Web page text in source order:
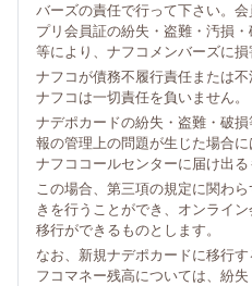
バーズの責任で行って下さい。
プリ会員証の紛失・盗難・汚損
等により、ナフコメンバーズに損
ナフコが債務不履行責任または不
ナフコは一切責任を負いません。
ナデポカードの紛失・盗難・破
報の管理上の問題が生じた場合
ナフココールセンターに届け出る
この場合、第三項の規定に関わ
きを行うことができ、オンライ
移行ができるものとします。
なお、新規ナデポカードに移行
フコマネー残高については、紛